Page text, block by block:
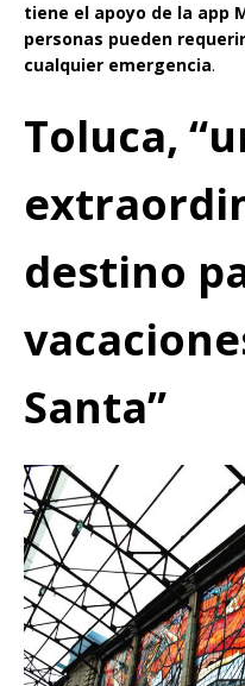
tiene el apoyo de la app
personas pueden
cualquier emergencia.
Toluca,
destino
Santa”